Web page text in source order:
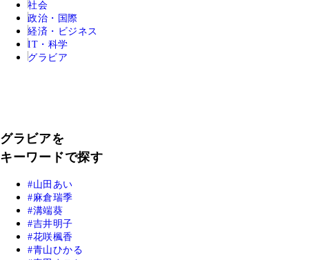
社会
政治・国際
経済・ビジネス
IT・科学
グラビア
グラビアを
キーワードで探す
山田あい
麻倉瑞季
溝端葵
吉井明子
花咲楓香
青山ひかる